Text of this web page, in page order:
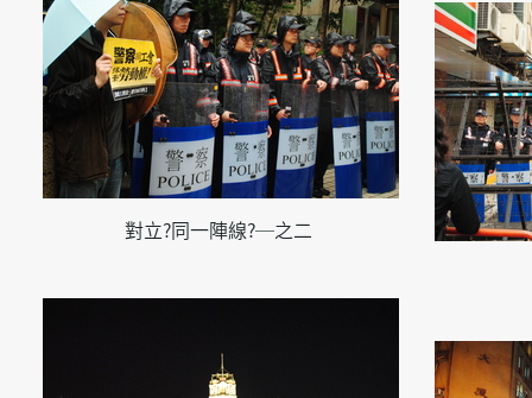
對立?同一陣線?─之二